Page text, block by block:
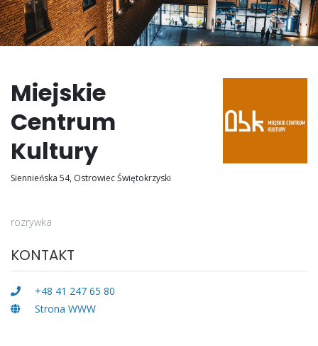
Miejskie
Centrum
Kultury
Siennieńska 54, Ostrowiec Świętokrzyski
rozrywka
KONTAKT
+48 41 247 65 80
Strona WWW